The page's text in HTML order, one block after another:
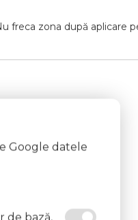
freca zona după aplicare
Google datele
de bază,